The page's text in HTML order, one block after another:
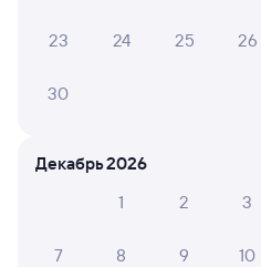
Найдём билет на поезд за вас
Отели в Петрозаводске
23 24 25 26
30
Декабрь 2026
1
2 3
7 8 9 10